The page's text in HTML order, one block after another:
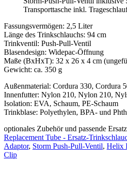
Transporttasche inkl.
Fassungsvermögen: 2,5 Liter
Länge des Trinkschlauchs: 94 cm
Trinkventil: Push-Pull-Ventil
Blasendesign: Widepac-Öffnung
Maße (BxHxT): 32 x 26 x 4 cm
Gewicht: ca. 350 g
Außenmaterial: Cordura 330, Cordura
Innenfutter: Nylon 210, Nylon 210,
Isolation: EVA, Schaum, PE-Schaum
Trinkblase: Polyethylen, BPA- und
optionales Zubehör und passende
Replacement Tube - Ersatz-
Adaptor, Storm Push-Pull-Ventil, Helix
Clip